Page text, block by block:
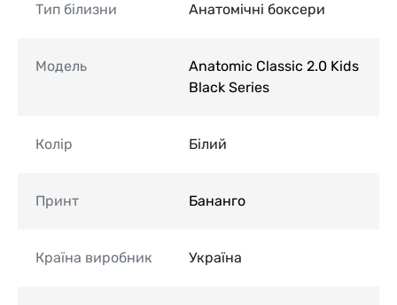
Тип білизни Анатомічні боксери
Модель
Anatomic Classic 2.0 Kids
Black Series
Колір Білий
Принт Бананго
Країна виробник Україна